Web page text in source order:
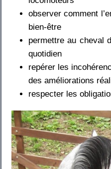
observer comment
bien-être
permettre au cheval
quotidien
repérer les
des améliorations
respecter les